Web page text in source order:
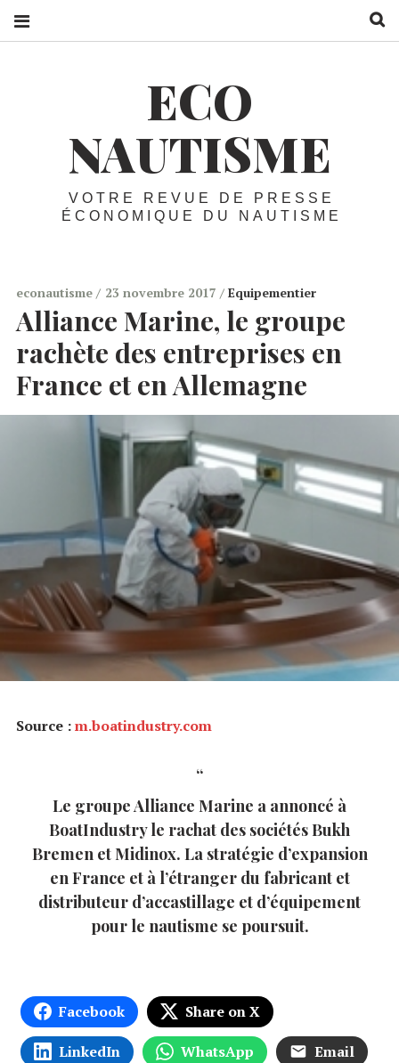
ECO
NAUTISME
VOTRE REVUE DE PRESSE
ÉCONOMIQUE DU NAUTISME
econautisme 23 novembre 2017 Equipementier
Alliance Marine, le groupe
rachète des entreprises en
France et en Allemagne
Source :m.boatindustry.com
Le groupe Alliance Marine a annoncé à
BoatIndustry le rachat des sociétés Bukh
Bremen et Midinox. La stratégie d’expansion
en France et à l’étranger du fabricant et
distributeur d’accastillage et d’équipement
pour le nautisme se poursuit.
Facebook Share on X
LinkedIn WhatsApp Email